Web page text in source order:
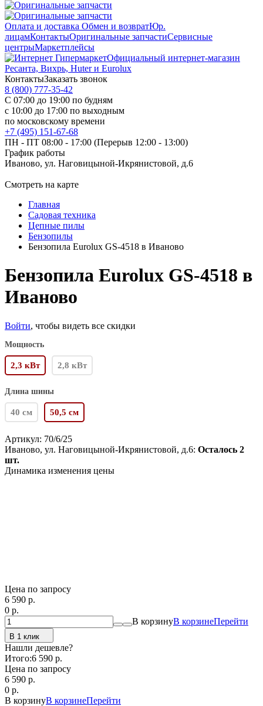
Оплата и доставка Обмен и возвратЮр.
лицамКонтактыОригинальные запчастиСервисные
центрыМаркетплейсы
Официальный интернет-магазин
Ресанта, Вихрь, Huter и Eurolux
КонтактыЗаказать звонок
8 (800) 777-35-42
С 07:00 до 19:00 по будням
с 10:00 до 17:00 по выходным
по московскому времени
+7 (495) 151-67-68
ПН - ПТ 08:00 - 17:00 (Перерыв 12:00 - 13:00)
График работы
Иваново, ул. Наговицыной-Икрянистовой, д.6
Смотреть на карте
Главная
Садовая техника
Цепные пилы
Бензопилы
Бензопила Eurolux GS-4518 в Иваново
Бензопила Eurolux GS-4518 в
Иваново
Войти, чтобы видеть все скидки
Мощность
2,3 кВт 2,8 кВт
Длина шины
40 см 50,5 см
Артикул: 70/6/25
Иваново, ул. Наговицыной-Икрянистовой, д.6: Осталось 2
шт.
Динамика изменения цены
Цена по запросу
6 590 p.
0 p.
В корзинуВ корзинеПерейти
В 1 клик
Нашли дешевле?
Итого:6 590 p.
Цена по запросу
6 590 p.
0 p.
В корзинуВ корзинеПерейти